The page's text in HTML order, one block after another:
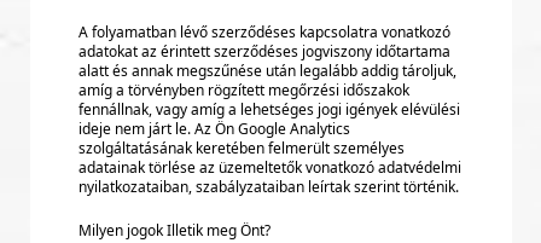
A folyamatban lévő szerződéses kapcsolatra vonatkozó
adatokat az érintett szerződéses jogviszony időtartama
alatt és annak megszűnése után legalább addig tároljuk,
amíg a törvényben rögzített megőrzési időszakok
fennállnak, vagy amíg a lehetséges jogi igények elévülési
ideje nem járt le. Az Ön Google Analytics
szolgáltatásának keretében felmerült személyes
adatainak törlése az üzemeltetők vonatkozó adatvédelmi
nyilatkozataiban, szabályzataiban leírtak szerint történik.
Milyen jogok Illetik meg Önt?